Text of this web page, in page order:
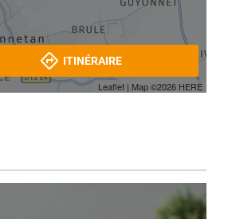
Leaflet | Map ©2026 HERE
ITINÉRAIRE